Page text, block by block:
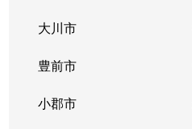
大川市
豊前市
小郡市